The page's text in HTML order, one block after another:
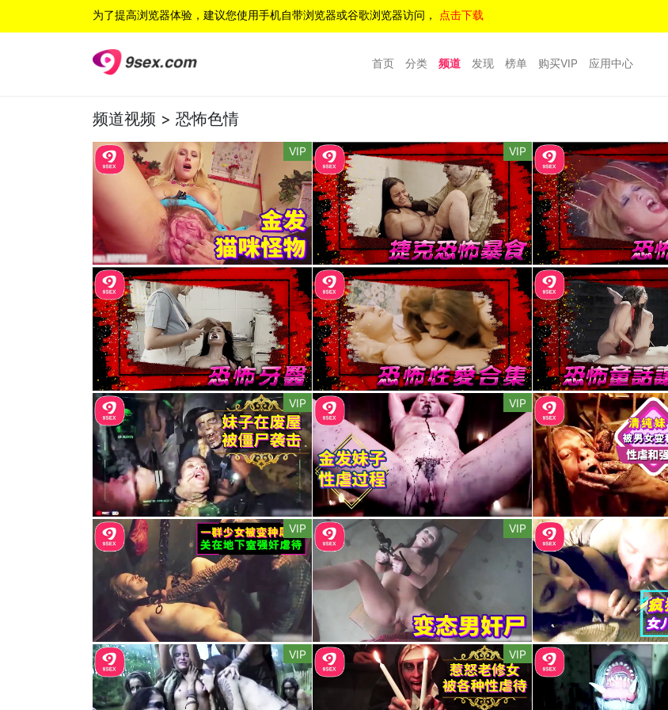
为了提高浏览器体验，建议您使用手机自带浏览器或谷歌浏览器访问， 点击下载
首页 分类 频道 发现 榜单 购买VIP 应用中心
频道视频 > 恐怖色情
VIP VIP
VIP VIP
VIP VIP
VIP VIP